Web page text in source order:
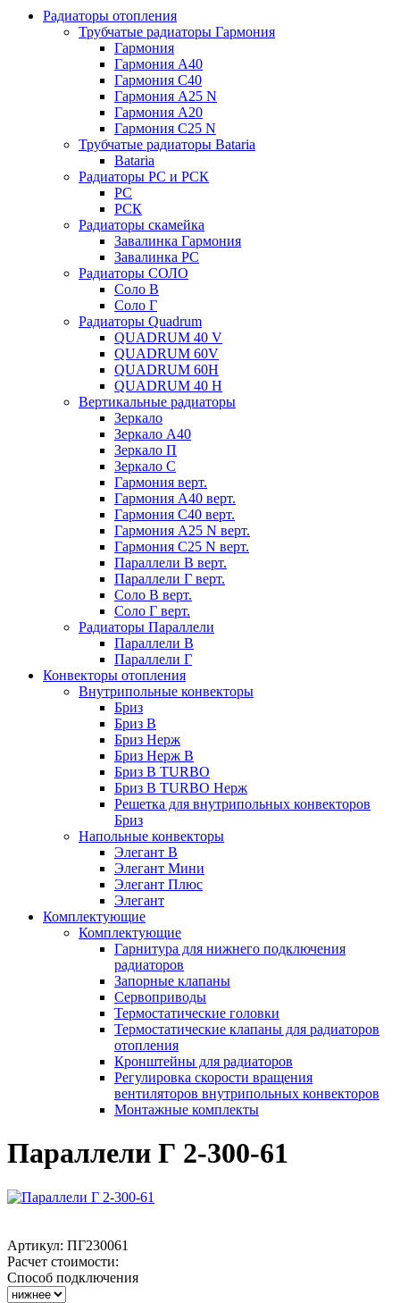
Радиаторы отопления
Трубчатые радиаторы Гармония
Гармония
Гармония А40
Гармония С40
Гармония А25 N
Гармония А20
Гармония С25 N
Трубчатые радиаторы Bataria
Bataria
Радиаторы РС и РСК
РС
РСК
Радиаторы скамейка
Завалинка Гармония
Завалинка РС
Радиаторы СОЛО
Соло В
Соло Г
Радиаторы Quadrum
QUADRUM 40 V
QUADRUM 60V
QUADRUM 60H
QUADRUM 40 H
Вертикальные радиаторы
Зеркало
Зеркало А40
Зеркало П
Зеркало С
Гармония верт.
Гармония А40 верт.
Гармония С40 верт.
Гармония А25 N верт.
Гармония С25 N верт.
Параллели В верт.
Параллели Г верт.
Соло В верт.
Соло Г верт.
Радиаторы Параллели
Параллели В
Параллели Г
Конвекторы отопления
Внутрипольные конвекторы
Бриз
Бриз В
Бриз Нерж
Бриз Нерж В
Бриз В TURBO
Бриз В TURBO Нерж
Решетка для внутрипольных конвекторов
Бриз
Напольные конвекторы
Элегант В
Элегант Мини
Элегант Плюс
Элегант
Комплектующие
Комплектующие
Гарнитура для нижнего подключения
радиаторов
Запорные клапаны
Сервоприводы
Термостатические головки
Термостатические клапаны для радиаторов
отопления
Кронштейны для радиаторов
Регулировка скорости вращения
вентиляторов внутрипольных конвекторов
Монтажные комплекты
Параллели Г 2-300-61
Артикул: ПГ230061
Расчет стоимости:
Способ подключения